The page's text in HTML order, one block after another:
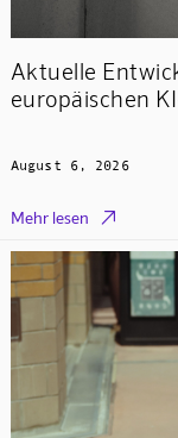
Aktuelle
europäischen
August 6, 2026
Mehr lesen 